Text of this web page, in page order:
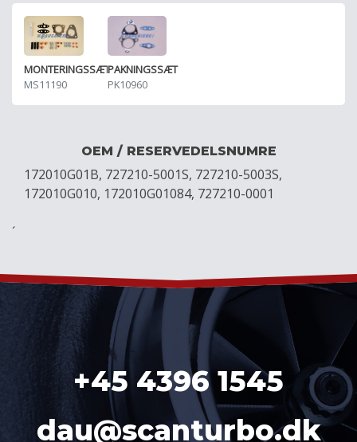
MONTERINGSSÆT
MS11190
PAKNINGSSÆT
PK10960
OEM / RESERVEDELSNUMRE
172010G01B, 727210-5001S, 727210-5003S,
172010G010, 172010G01084, 727210-0001
´
+45 4396 1545
dau@scanturbo.dk